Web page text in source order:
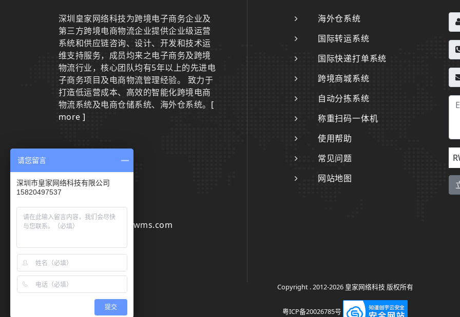
深圳皇家网络科技为跨境电子商务企业及
第三方跨境电商物流企业提供企业级运营
系统和供应链咨询、设计、开发和技术运
维支持服务，成员均来之电子商务及跨境
物流行业，核心团队均有5年以上的先进电
子商务项目及电商物流管理经验。 致力于
打造低运营成本、高效的智能化跨境电商
物流系统及电商仓储系统、海外仓系统。 [
more ]
联系我们
0755-29801942
sales@huangjiawms.com
海外仓系统
国际转运系统
国际快递打单系统
跨境商城系统
自动分拣系统
称重扫码一体机
使用帮助
常见问题
网站地图
Copyright . 2012-2026 皇家网络科技 版权所有
粤ICP备20026785号
请您留言
深圳市皇家网络科技有限公司
15820497537
提交